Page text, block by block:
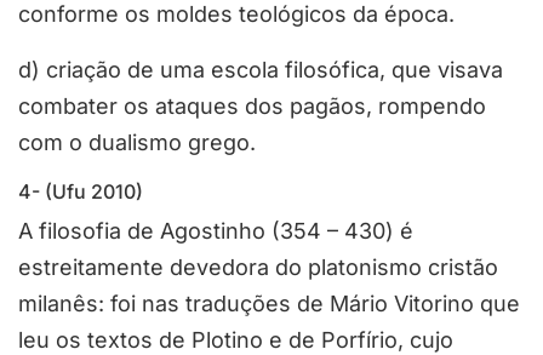
conforme os moldes teológicos da época.
d) criação de uma escola filosófica, que visava
combater os ataques dos pagãos, rompendo
com o dualismo grego.
4- (Ufu 2010)
A filosofia de Agostinho (354 – 430) é
estreitamente devedora do platonismo cristão
milanês: foi nas traduções de Mário Vitorino que
leu os textos de Plotino e de Porfírio, cujo